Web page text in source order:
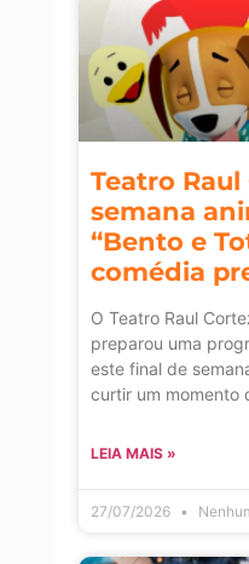
Teatro
semana
“Bento e
comédia
O Teatro Raul
preparou uma
este final de
curtir um momento
LEIA MAIS »
27/07/2026